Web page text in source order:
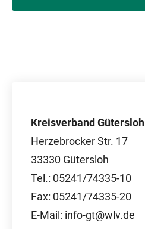
Kreisverband Gütersloh
Herzebrocker Str. 17
33330 Gütersloh
Tel.: 05241/74335-10
Fax: 05241/74335-20
E-Mail: info-gt@wlv.de